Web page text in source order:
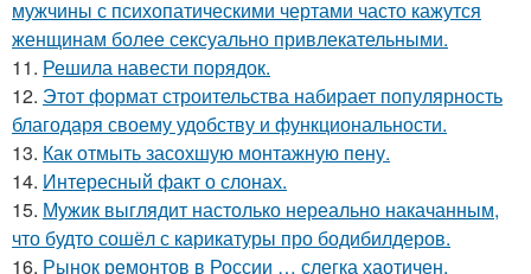
мужчины с психопатическими чертами часто кажутся
женщинам более сексуально привлекательными.
11. Решила навести порядок.
12. Этот формат строительства набирает популярность
благодаря своему удобству и функциональности.
13. Как отмыть засохшую монтажную пену.
14. Интересный факт о слонах.
15. Мужик выглядит настолько нереально накачанным,
что будто сошёл с карикатуры про бодибилдеров.
16. Рынок ремонтов в России … слегка хаотичен.